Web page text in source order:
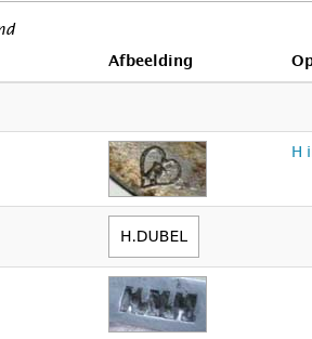
Afbeelding
H